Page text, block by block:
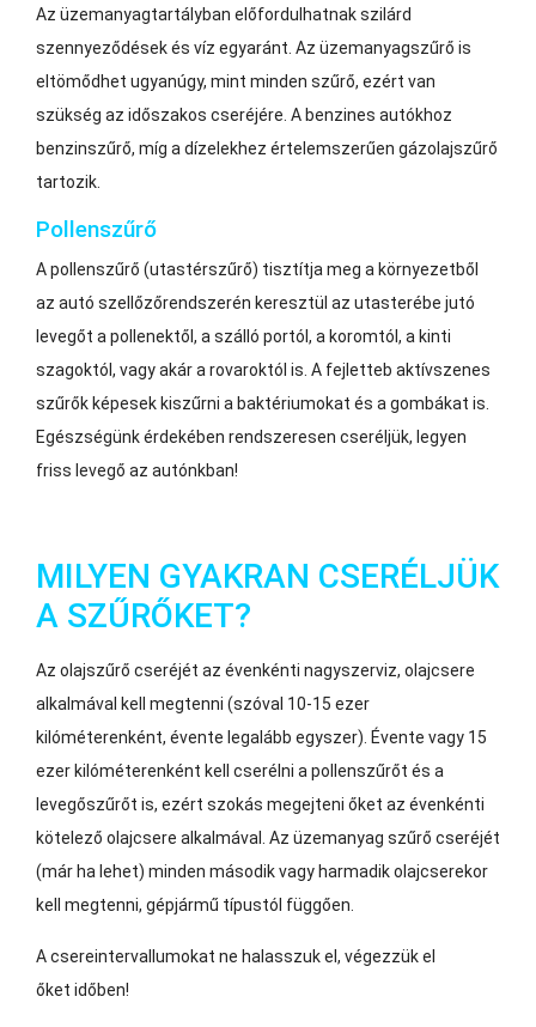
Az üzemanyagtartályban előfordulhatnak szilárd
szennyeződések és víz egyaránt. Az üzemanyagszűrő is
eltömődhet ugyanúgy, mint minden szűrő, ezért van
szükség az időszakos cseréjére. A benzines autókhoz
benzinszűrő, míg a dízelekhez értelemszerűen gázolajszűrő
tartozik.
Pollenszűrő
A pollenszűrő (utastérszűrő) tisztítja meg a környezetből
az autó szellőzőrendszerén keresztül az utasterébe jutó
levegőt a pollenektől, a szálló portól, a koromtól, a kinti
szagoktól, vagy akár a rovaroktól is. A fejletteb aktívszenes
szűrők képesek kiszűrni a baktériumokat és a gombákat is.
Egészségünk érdekében rendszeresen cseréljük, legyen
friss levegő az autónkban!
MILYEN GYAKRAN CSERÉLJÜK
A SZŰRŐKET?
Az olajszűrő cseréjét az évenkénti nagyszerviz, olajcsere
alkalmával kell megtenni (szóval 10-15 ezer
kilóméterenként, évente legalább egyszer). Évente vagy 15
ezer kilóméterenként kell cserélni a pollenszűrőt és a
levegőszűrőt is, ezért szokás megejteni őket az évenkénti
kötelező olajcsere alkalmával. Az üzemanyag szűrő cseréjét
(már ha lehet) minden második vagy harmadik olajcserekor
kell megtenni, gépjármű típustól függően.
A csereintervallumokat ne halasszuk el, végezzük el
őket időben!